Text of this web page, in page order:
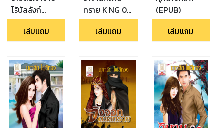
ไร้บัลลังก์
(EPUB)
เล่มแถม
ทราย KING OF
SAHARA
(EPUB)
เล่มแถม
(EPUB)
เล่มแถม